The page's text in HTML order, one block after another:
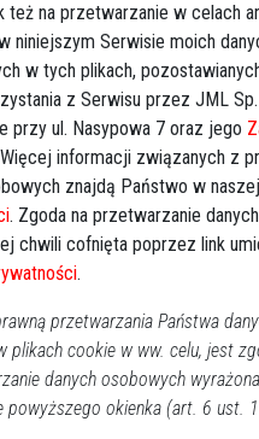
i społeczeństwo
też na przetwarzanie w celach
niniejszym Serwisie moich
w tych plikach,
z Serwisu przez JML
przy ul. Nasypowa 7 oraz jego
informacji związanych z
znajdą Państwo w naszej
. Zgoda na przetwarzanie
chwili cofnięta poprzez link
.
przetwarzania Państwa
plikach cookie w ww. celu, jest
danych osobowych
powyższego okienka (art. 6 ust.